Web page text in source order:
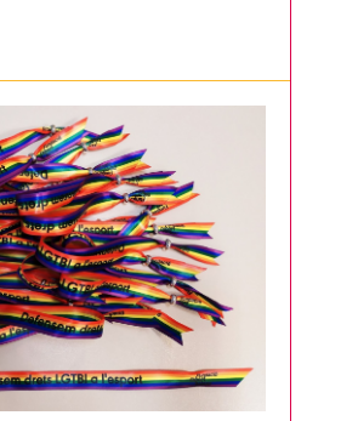
de les claus per
en l’esport i la
iniciativa és unir a
equips i esportistes
en l’esport i donar un
i respecte a la
els terrenys de joc.
federacions o
en participar de
diferent material per